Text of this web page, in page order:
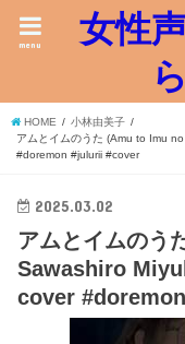
女性
menu
HOME
小林由美子
アムとイムのうた (Amu to Imu
#doremon #julurii #cover
2025.03.02
アムとイムの
Sawashiro
cover